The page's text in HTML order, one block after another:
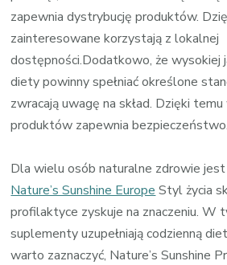
zapewnia dystrybucję produktów.
zainteresowane korzystają z lokalnej
dostępności.Dodatkowo, że wysokiej
diety powinny spełniać określone
zwracają uwagę na skład. Dzięki
produktów zapewnia bezpieczeństwo.
Dla wielu osób naturalne zdrowie jest
Nature’s Sunshine Europe Styl życia
profilaktyce zyskuje na znaczeniu. W
suplementy uzupełniają codzienną
warto zaznaczyć, Nature’s Sunshine